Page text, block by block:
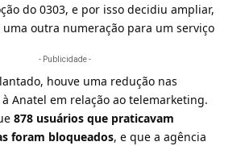
do 0303, e por isso decidiu ampliar,
outra numeração para um serviço
- Publicidade -
houve uma redução nas
Anatel em relação ao telemarketing.
878 usuários que praticavam
foram bloqueados, e que a agência